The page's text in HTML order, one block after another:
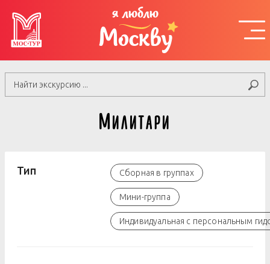
я люблю
Москву
Милитари
Тип Сборная в группах
Мини-группа
Индивидуальная с персональным